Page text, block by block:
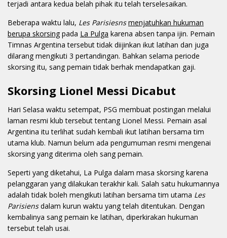
terjadi antara kedua belah pihak itu telah terselesaikan.
Beberapa waktu lalu, Les Parisiesns menjatuhkan hukuman
berupa skorsing pada La Pulga karena absen tanpa ijin. Pemain
Timnas Argentina tersebut tidak diijinkan ikut latihan dan juga
dilarang mengikuti 3 pertandingan. Bahkan selama periode
skorsing itu, sang pemain tidak berhak mendapatkan gaji.
Skorsing Lionel Messi Dicabut
Hari Selasa waktu setempat, PSG membuat postingan melalui
laman resmi klub tersebut tentang Lionel Messi. Pemain asal
Argentina itu terlihat sudah kembali ikut latihan bersama tim
utama klub. Namun belum ada pengumuman resmi mengenai
skorsing yang diterima oleh sang pemain.
Seperti yang diketahui, La Pulga dalam masa skorsing karena
pelanggaran yang dilakukan terakhir kali. Salah satu hukumannya
adalah tidak boleh mengikuti latihan bersama tim utama Les
Parisiensdalam kurun waktu yang telah ditentukan. Dengan
kembalinya sang pemain ke latihan, diperkirakan hukuman
tersebut telah usai.